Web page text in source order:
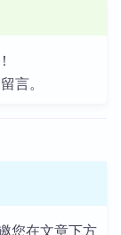
言。
您在文章下方